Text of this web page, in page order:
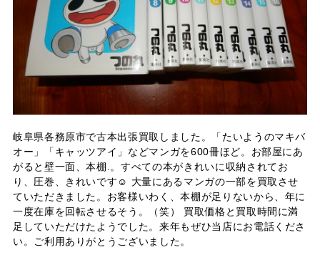
岐阜県各務原市で古本出張買取しました。「たいようのマキバ
オー」「キャッツアイ」などマンガを600冊ほど。お部屋にあ
がると壁一面、本棚.。すべての本がきれいに収納されてお
り、圧巻、きれいです☺ 大量にあるマンガの一部を買取させ
ていただきました。お客様いわく、本棚が足りないから、年に
一度在庫を回転させるそう。（笑） 買取価格と買取時間に満
足していただけたようでした。来年もぜひ当店にお電話くださ
い。ご利用ありがとうございました。